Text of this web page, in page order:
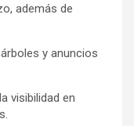
además de
y anuncios
visibilidad en